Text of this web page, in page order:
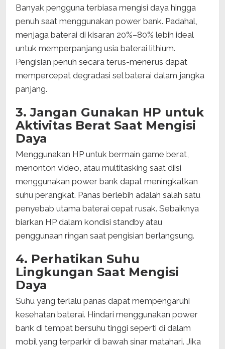
Banyak pengguna terbiasa mengisi daya hingga
penuh saat menggunakan power bank. Padahal,
menjaga baterai di kisaran 20%–80% lebih ideal
untuk memperpanjang usia baterai lithium.
Pengisian penuh secara terus-menerus dapat
mempercepat degradasi sel baterai dalam jangka
panjang.
3. Jangan Gunakan HP untuk
Aktivitas Berat Saat Mengisi
Daya
Menggunakan HP untuk bermain game berat,
menonton video, atau multitasking saat diisi
menggunakan power bank dapat meningkatkan
suhu perangkat. Panas berlebih adalah salah satu
penyebab utama baterai cepat rusak. Sebaiknya
biarkan HP dalam kondisi standby atau
penggunaan ringan saat pengisian berlangsung.
4. Perhatikan Suhu
Lingkungan Saat Mengisi
Daya
Suhu yang terlalu panas dapat mempengaruhi
kesehatan baterai. Hindari menggunakan power
bank di tempat bersuhu tinggi seperti di dalam
mobil yang terparkir di bawah sinar matahari. Jika